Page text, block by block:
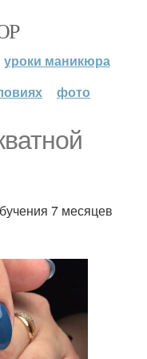
уроки маникюра
фото
7 месяцев